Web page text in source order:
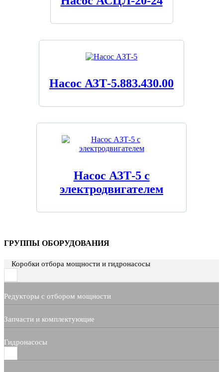
Насос АЗТ-5.883.430.00
Насос АЗТ-5 с
электродвигателем
ГРУППЫ ОБОРУДОВАНИЯ
Коробки отбора мощности и гидронасосы
Редукторы с отбором мощности
Запчасти и комплектующие
Гидронасосы